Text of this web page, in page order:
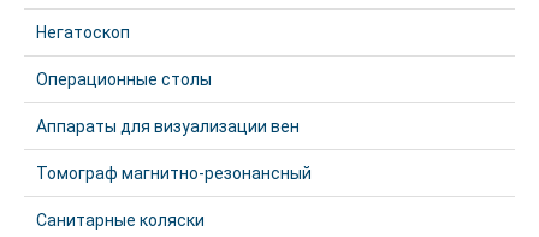
Негатоскоп
Операционные столы
Аппараты для визуализации вен
Томограф магнитно-резонансный
Санитарные коляски